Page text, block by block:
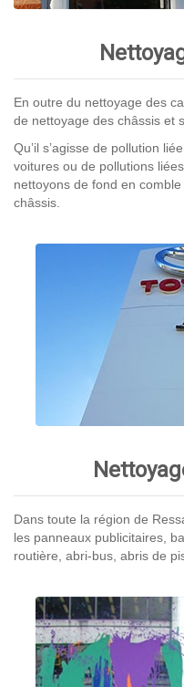
En outre du nettoyage des
de nettoyage des châssis et
Qu’il s’agisse de pollution
voitures ou de pollutions
nettoyons de fond en
châssis.
Dans toute la région de
les panneaux publicitaires,
routière, abri-bus, abris de